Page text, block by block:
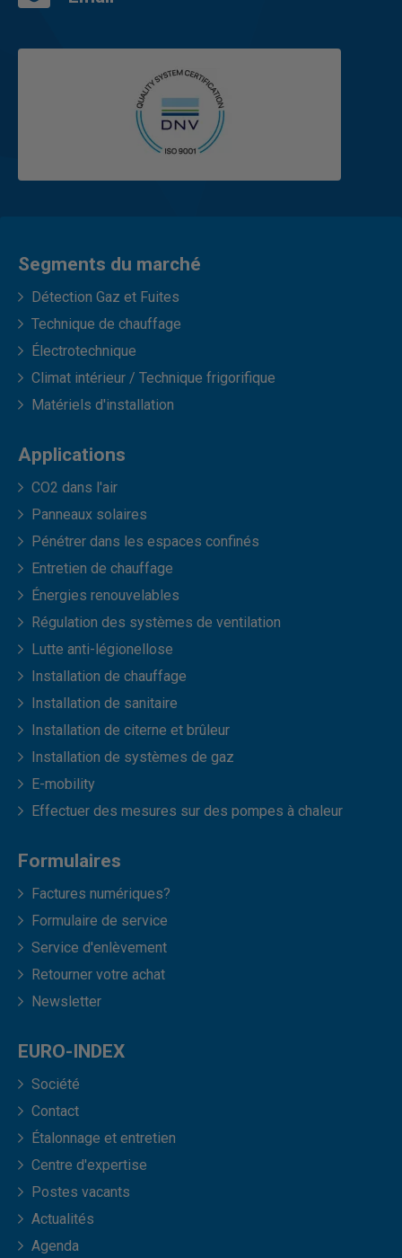
Segments du marché
Détection Gaz et Fuites
Technique de chauffage
Électrotechnique
Climat intérieur / Technique frigorifique
Matériels d'installation
Applications
CO2 dans l'air
Panneaux solaires
Pénétrer dans les espaces confinés
Entretien de chauffage
Énergies renouvelables
Régulation des systèmes de ventilation
Lutte anti-légionellose
Installation de chauffage
Installation de sanitaire
Installation de citerne et brûleur
Installation de systèmes de gaz
E-mobility
Effectuer des mesures sur des pompes à chaleur
Formulaires
Factures numériques?
Formulaire de service
Service d'enlèvement
Retourner votre achat
Newsletter
EURO-INDEX
Société
Contact
Étalonnage et entretien
Centre d'expertise
Postes vacants
Actualités
Agenda